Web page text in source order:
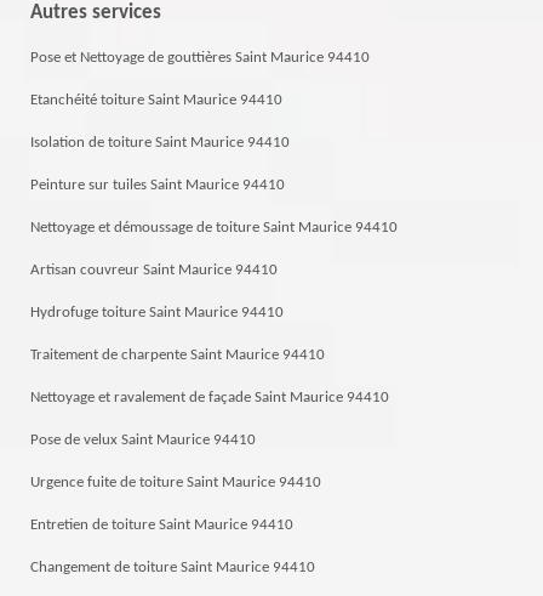
Autres services
Pose et Nettoyage de gouttières Saint Maurice 94410
Etanchéité toiture Saint Maurice 94410
Isolation de toiture Saint Maurice 94410
Peinture sur tuiles Saint Maurice 94410
Nettoyage et démoussage de toiture Saint Maurice 94410
Artisan couvreur Saint Maurice 94410
Hydrofuge toiture Saint Maurice 94410
Traitement de charpente Saint Maurice 94410
Nettoyage et ravalement de façade Saint Maurice 94410
Pose de velux Saint Maurice 94410
Urgence fuite de toiture Saint Maurice 94410
Entretien de toiture Saint Maurice 94410
Changement de toiture Saint Maurice 94410